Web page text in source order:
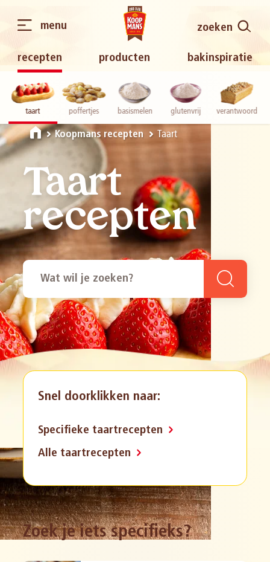
recepten producten bakinspiratie
zoeken
menu
taart poffertjes basismelen glutenvrij verantwoord
Koopmans recepten Taart
Taart
recepten
Snel doorklikken naar:
Specifieke taartrecepten
Alle taartrecepten
Zoek je iets specifieks?